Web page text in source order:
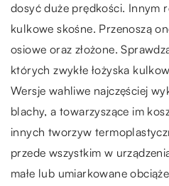
dosyć duże prędkości. Innym
kulkowe skośne. Przenoszą
osiowe oraz złożone.
których zwykłe łożyska
Wersje wahliwe najczęściej
blachy, a towarzyszące im
innych tworzyw
przede wszystkim w
małe lub umiarkowane